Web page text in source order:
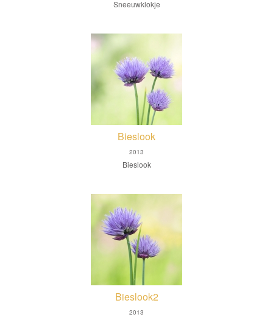
Sneeuwklokje
Bieslook
2013
Bieslook
Bieslook2
2013